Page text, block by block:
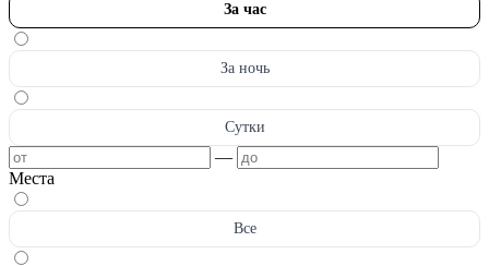
За час
За ночь
Сутки
—
Места
Все